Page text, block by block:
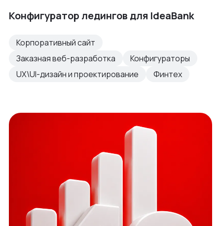
Конфигуратор ледингов для IdeaBank
Корпоративный сайт
Заказная веб-разработка
Конфигураторы
UX\UI-дизайн и проектирование
Финтех